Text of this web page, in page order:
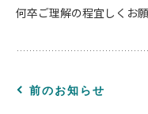
何卒ご理解の程宜しくお
前のお知らせ